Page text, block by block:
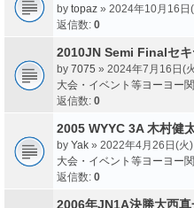
by topaz » 2024年10月16日
返信数: 0
2010JN Semi Finalセキ
by 7075 » 2024年7月16日(
大会・イベント等ヨーヨー
返信数: 0
2005 WYYC 3A 木村健
by Yak » 2022年4月26日(火
大会・イベント等ヨーヨー
返信数: 0
2006年JN1A決勝大西